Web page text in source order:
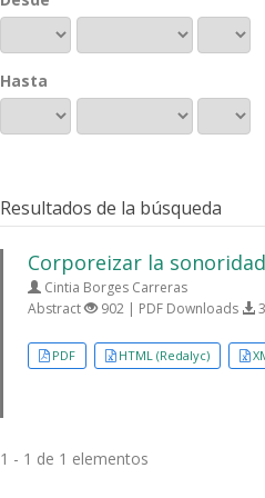
Hasta
Resultados de la búsqueda
Corporeizar la
Cintia Borges Carreras
Abstract
902 | PDF Downloads
PDF HTML (Redalyc)
1 - 1 de 1 elementos